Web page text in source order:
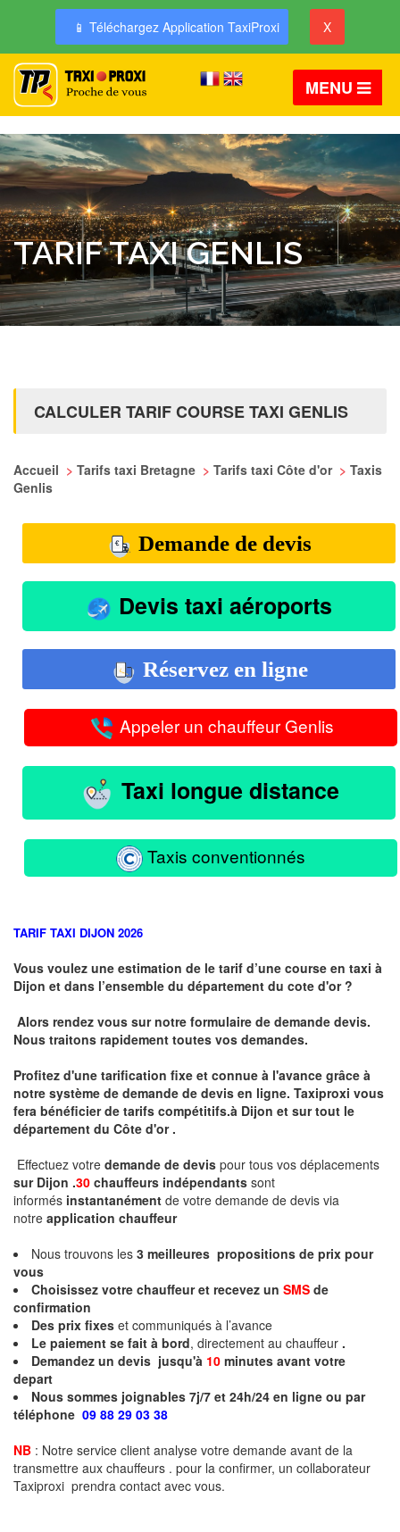
📱 Téléchargez Application TaxiProxi X
MENU
TARIF TAXI GENLIS
CALCULER TARIF COURSE TAXI GENLIS
Accueil > Tarifs taxi Bretagne > Tarifs taxi Côte d'or > Taxis
Genlis
Demande de devis
Devis taxi aéroports
Réservez en ligne
Appeler un chauffeur Genlis
Taxi longue distance
Taxis conventionnés
TARIF TAXI DIJON 2026
Vous voulez une estimation de le tarif d’une course en taxi à
Dijon et dans l’ensemble du département du cote d'or ?
Alors rendez vous sur notre formulaire de demande devis.
Nous traitons rapidement toutes vos demandes.
Profitez d'une tarification fixe et connue à l'avance grâce à
notre système de demande de devis en ligne. Taxiproxi vous
fera bénéficier de tarifs compétitifs.à Dijon et sur tout le
département du Côte d'or .
Effectuez votre demande de devis pour tous vos déplacements
sur Dijon .30 chauffeurs indépendants sont
informés instantanément de votre demande de devis via
notre application chauffeur
Nous trouvons les 3 meilleures propositions de prix pour
vous
Choisissez votre chauffeur et recevez un SMS de
confirmation
Des prix fixes et communiqués à l’avance
Le paiement se fait à bord, directement au chauffeur .
Demandez un devis jusqu'à 10 minutes avant votre
depart
Nous sommes joignables 7j/7 et 24h/24 en ligne ou par
téléphone 09 88 29 03 38
NB : Notre service client analyse votre demande avant de la
transmettre aux chauffeurs . pour la confirmer, un collaborateur
Taxiproxi prendra contact avec vous.